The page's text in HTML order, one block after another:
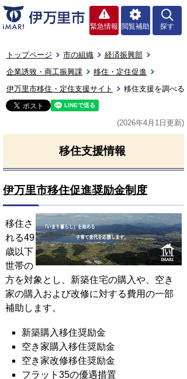
緊急情報 閲覧補助 探す
トップページ 市の組織
経済振興部
企業誘致・商工振興課
移住・定住促進
伊万里市移住・定住支援サイト
移住支援を調べる
(2026年4月1日更新)
移住支援情報
伊万里市移住促進奨励金制度
移住さ
れる49
歳以下
世帯の
方を対象とし、新築住宅の購入や、空き
家の購入および改修に対する費用の一部
補助します。
新築購入移住奨励金
空き家購入移住奨励金
空き家改修移住奨励金
フラット35の優遇措置